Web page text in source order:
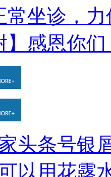
常坐诊，力
】感恩你
头条号银
以用花露